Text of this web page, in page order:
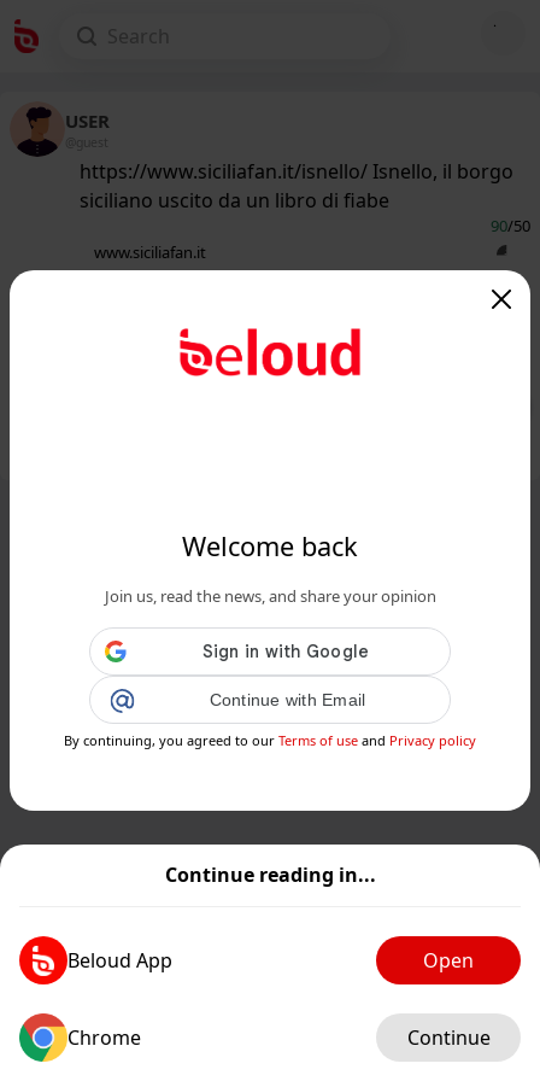
Continue reading in...
Beloud App Open
Chrome Continue
Welcome back
Join us, read the news, and share your opinion
Continue with Email
By continuing, you agreed to our Terms of use and Privacy policy
USER
@guest
https://www.siciliafan.it/isnello/ Isnello, il borgo
siciliano uscito da un libro di fiabe
90/50
www.siciliafan.it
Isnello, un borgo da scoprire nel
cuore delle Madonie...